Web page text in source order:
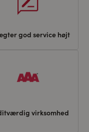
god service højt
virksomhed